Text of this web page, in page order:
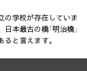
の学校が存在していま
本最古の橋「明治橋」
と言えます。